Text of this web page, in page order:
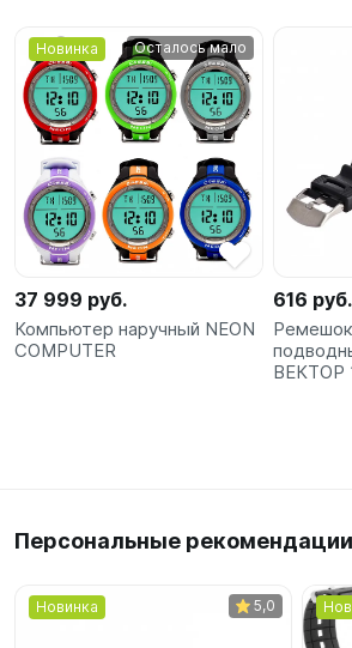
Новинка Осталось мало
37 999 руб.
Компьютер наручный NEON
COMPUTER
616 руб.
ВЕКТОР
Персональные рекомендации
Новинка 5,0